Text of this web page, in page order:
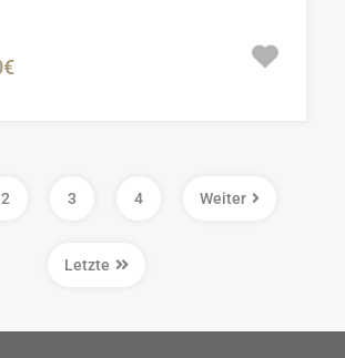
2 3 4 Weiter
Letzte